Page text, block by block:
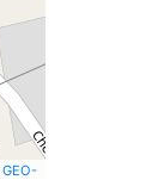
GEO-